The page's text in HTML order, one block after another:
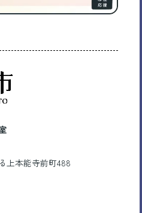
る上本能寺前町488